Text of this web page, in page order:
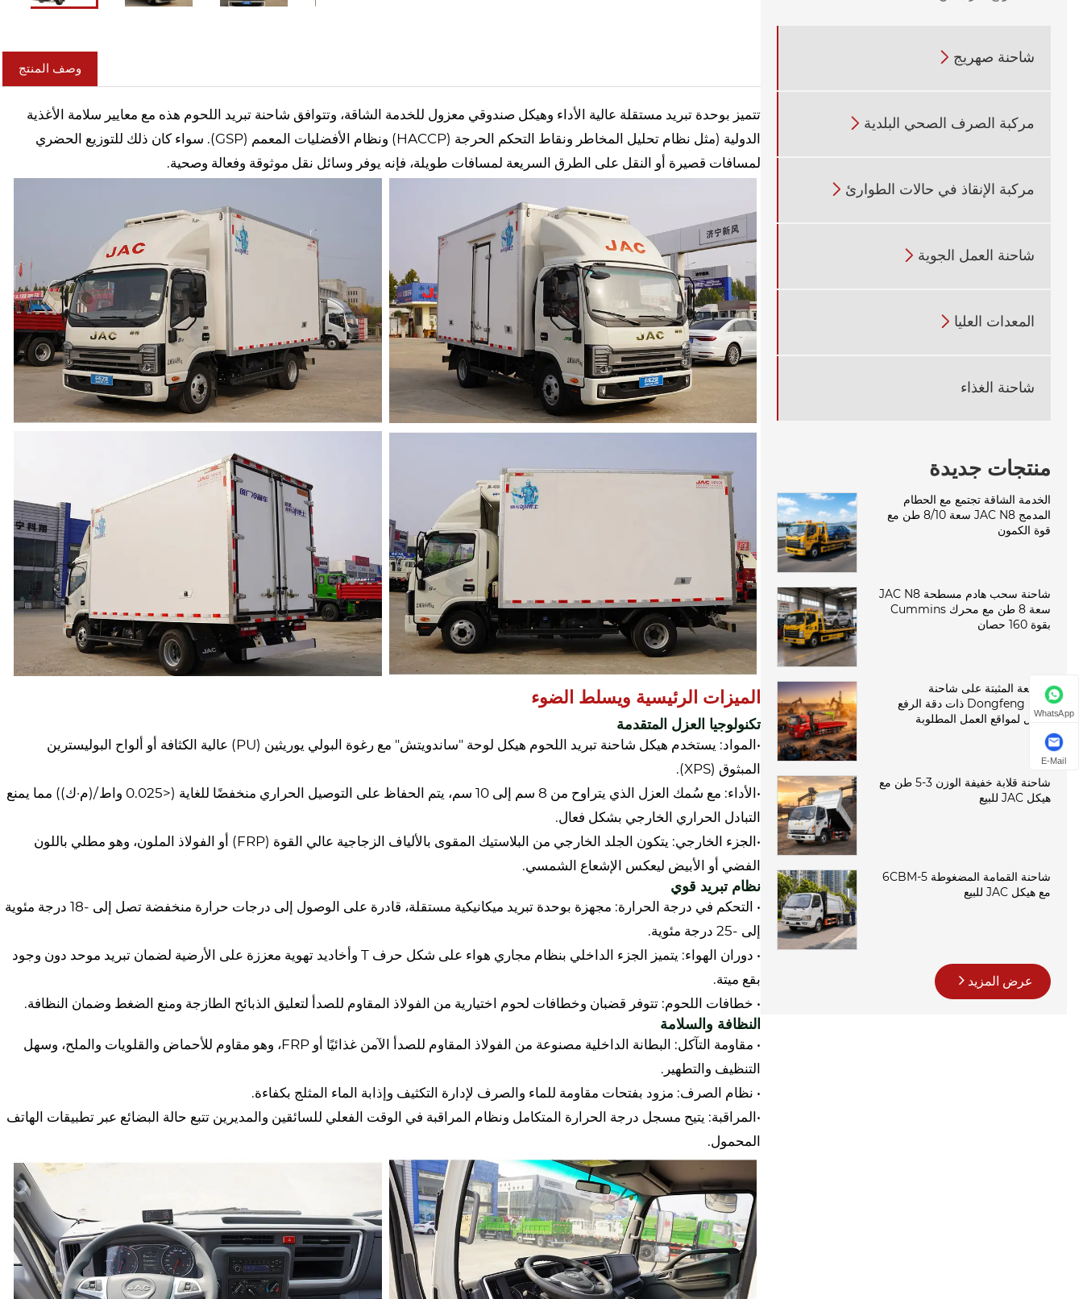
شاحنة صهريج 
مركبة الصرف الصحي البلدية 
مركبة الإنقاذ في حالات الطوارئ 
شاحنة العمل الجوية 
المعدات العليا 
شاحنة الغذاء
منتجات جديدة
الخدمة الشاقة تجتمع مع الحطام
المدمج JAC N8 سعة 8/10 طن مع
قوة الكمون
شاحنة سحب هادم مسطحة JAC N8
سعة 8 طن مع محرك Cummins
بقوة 160 حصان
الرافعة المثبتة على شاحنة
Dongfeng D3L ذات دقة الرفع
الثقيل لمواقع العمل المطلوبة
شاحنة قلابة خفيفة الوزن 3-5 طن مع
هيكل JAC للبيع
شاحنة القمامة المضغوطة 5-6CBM
مع هيكل JAC للبيع
عرض المزيد
وصف المنتج
تتميز بوحدة تبريد مستقلة عالية الأداء وهيكل صندوقي معزول للخدمة الشاقة، وتتوافق شاحنة تبريد اللحوم هذه مع معايير سلامة الأغذية
الدولية (مثل نظام تحليل المخاطر ونقاط التحكم الحرجة (HACCP) ونظام الأفضليات المعمم (GSP). سواء كان ذلك للتوزيع الحضري
لمسافات قصيرة أو النقل على الطرق السريعة لمسافات طويلة، فإنه يوفر وسائل نقل موثوقة وفعالة وصحية.
الميزات الرئيسية ويسلط الضوء
تكنولوجيا العزل المتقدمة
•المواد: يستخدم هيكل شاحنة تبريد اللحوم هيكل لوحة "ساندويتش" مع رغوة البولي يوريثين (PU) عالية الكثافة أو ألواح البوليسترين
المبثوق (XPS).
•الأداء: مع سُمك العزل الذي يتراوح من 8 سم إلى 10 سم، يتم الحفاظ على التوصيل الحراري منخفضًا للغاية (<0.025 واط/(م·ك)) مما يمنع
التبادل الحراري الخارجي بشكل فعال.
•الجزء الخارجي: يتكون الجلد الخارجي من البلاستيك المقوى بالألياف الزجاجية عالي القوة (FRP) أو الفولاذ الملون، وهو مطلي باللون
الفضي أو الأبيض ليعكس الإشعاع الشمسي.
نظام تبريد قوي
• التحكم في درجة الحرارة: مجهزة بوحدة تبريد ميكانيكية مستقلة، قادرة على الوصول إلى درجات حرارة منخفضة تصل إلى -18 درجة مئوية
إلى -25 درجة مئوية.
• دوران الهواء: يتميز الجزء الداخلي بنظام مجاري هواء على شكل حرف T وأخاديد تهوية معززة على الأرضية لضمان تبريد موحد دون وجود
بقع ميتة.
• خطافات اللحوم: تتوفر قضبان وخطافات لحوم اختيارية من الفولاذ المقاوم للصدأ لتعليق الذبائح الطازجة ومنع الضغط وضمان النظافة.
النظافة والسلامة
• مقاومة التآكل: البطانة الداخلية مصنوعة من الفولاذ المقاوم للصدأ الآمن غذائيًا أو FRP، وهو مقاوم للأحماض والقلويات والملح، وسهل
التنظيف والتطهير.
• نظام الصرف: مزود بفتحات مقاومة للماء والصرف لإدارة التكثيف وإذابة الماء المثلج بكفاءة.
•المراقبة: يتيح مسجل درجة الحرارة المتكامل ونظام المراقبة في الوقت الفعلي للسائقين والمديرين تتبع حالة البضائع عبر تطبيقات الهاتف
المحمول.
WhatsApp
E-Mail